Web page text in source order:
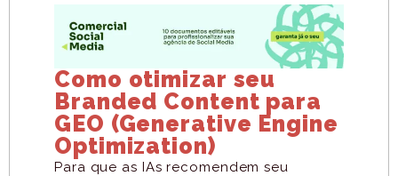
Como otimizar seu
Branded Content para
GEO (Generative Engine
Optimization)
Para que as IAs recomendem seu